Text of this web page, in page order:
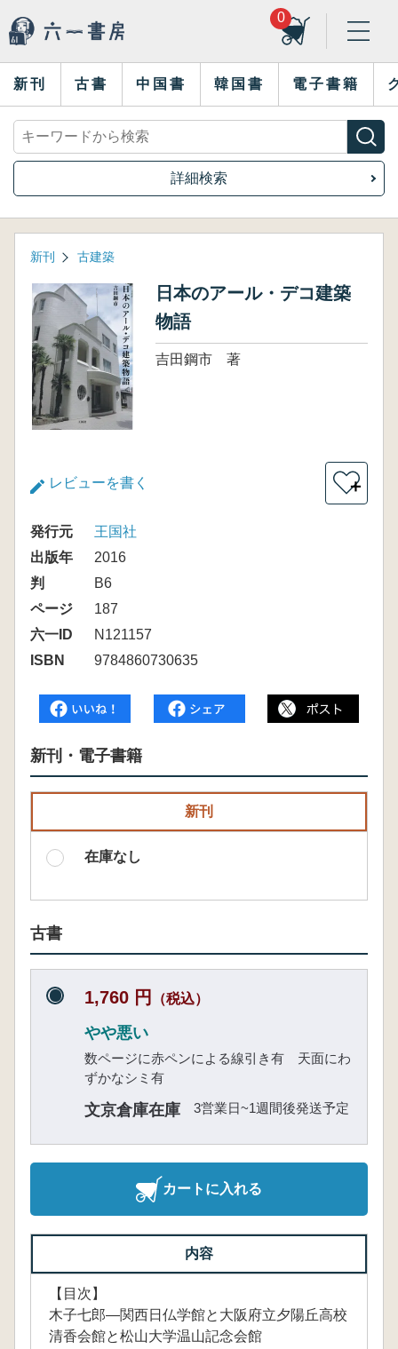
0
新刊 古書 中国書 韓国書 電子書籍
詳細検索
新刊 古建築
日本のアール・デコ建築
物語
吉田鋼市 著
レビューを書く ＋
発行元
王国社
出版年
2016
判
B6
ページ
187
六一ID
N121157
ISBN
9784860730635
新刊・電子書籍
新刊
在庫なし
古書
1,760 円 （税込）
やや悪い
数ページに赤ペンによる線引き有 天面にわ
ずかなシミ有
文京倉庫在庫 3営業日~1週間後発送予定
カートに入れる
内容
【目次】
木子七郎—関西日仏学館と大阪府立夕陽丘高校
清香会館と松山大学温山記念会館